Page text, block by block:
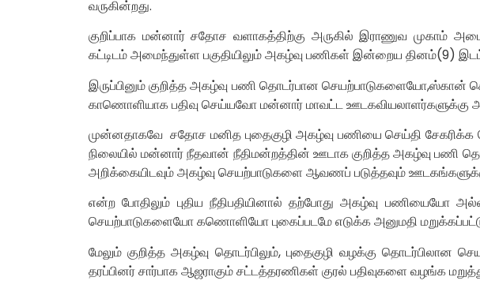
வருகின்றது.
குறிப்பாக மன்னார் சதோச வளாகத்திற்கு அருகில் இராணுவ முகாம்
கட்டிடம் அமைந்துள்ள பகுதியிலும் அகழ்வு பணிகள் இன்றைய தினம்(9)
இருப்பினும் குறித்த அகழ்வு பணி தொடர்பான செயற்பாடுகளையோ,ஸ்கான்
காணொளியாக பதிவு செய்யவோ மன்னார் மாவட்ட ஊடகவியலாளர்களுக்கு
முன்னதாகவே சதோச மனித புதைகுழி அகழ்வு பணியை செய்தி சேகரிக்க
நிலையில் மன்னார் நீதவான் நீதிமன்றத்தின் ஊடாக குறித்த அகழ்வு
அறிக்கையிடவும் அகழ்வு செயற்பாடுகளை ஆவணப் படுத்தவும்
என்ற போதிலும் புதிய நீதிபதியினால் தற்போது அகழ்வு பணியையோ
செயற்பாடுகளையோ கணொளியோ புகைப்படமே எடுக்க அனுமதி
மேலும் குறித்த அகழ்வு தொடர்பிலும், புதைகுழி வழக்கு தொடர்பிலான
தரப்பினர் சார்பாக ஆஜராகும் சட்டத்தரணிகள் குரல் பதிவுகளை வழங்க